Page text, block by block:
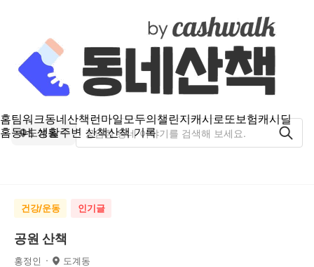
홈팀워크동네산책런마일모두의챌린지캐시로또보험캐시딜
홈동네 생활주변 산책산책 기록
도계동
건강/운동 인기글
공원 산책
홍정인 도계동